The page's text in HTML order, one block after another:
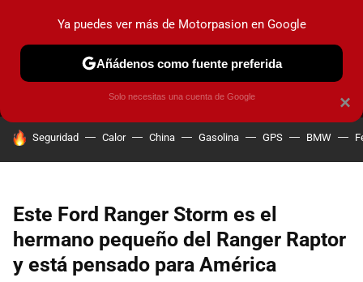
MENÚ NUEVO
COCHES ELÉCTRICOS OBSERVATORIO
HOY SE HABLA DE
Seguridad Calor China Gasolina GPS BMW
Este Ford Ranger Storm es el
hermano pequeño del Ranger Raptor
y está pensado para América
×
Ya puedes ver más de Motorpasion en Google
Añádenos como fuente preferida
Solo necesitas una cuenta de Google